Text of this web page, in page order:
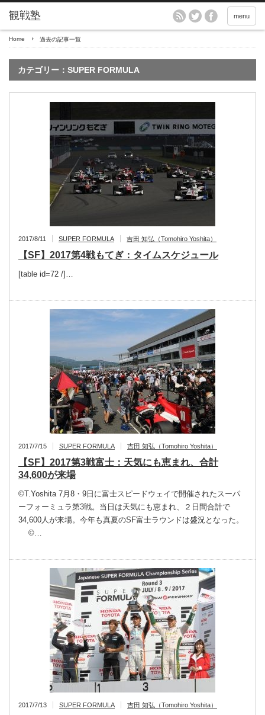
menu
Home 過去の記事一覧
カテゴリー：SUPER FORMULA
2017/8/11 SUPER FORMULA 吉田 知弘（Tomohiro Yoshita）
【SF】2017第4戦もてぎ：タイムスケジュール
[table id=72 /]…
2017/7/15 SUPER FORMULA 吉田 知弘（Tomohiro Yoshita）
【SF】2017第3戦富士：天気にも恵まれ、合計
34,600が来場
©T.Yoshita 7月8・9日に富士スピードウェイで開催されたスーパ
ーフォーミュラ第3戦。当日は天気にも恵まれ、２日間合計で
34,600人が来場。今年も真夏のSF富士ラウンドは盛況となった。
©…
2017/7/13 SUPER FORMULA 吉田 知弘（Tomohiro Yoshita）